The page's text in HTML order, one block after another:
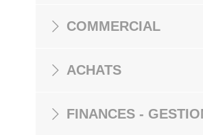
COMMERCIAL
ACHATS
FINANCES -